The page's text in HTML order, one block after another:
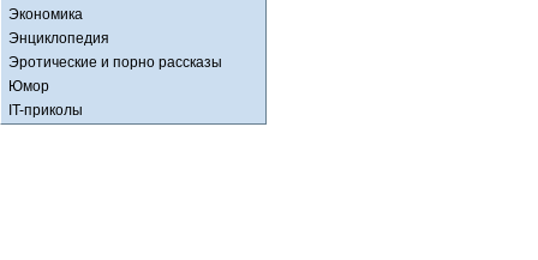
Экономика
Энциклопедия
Эротические и порно рассказы
Юмор
IT-приколы